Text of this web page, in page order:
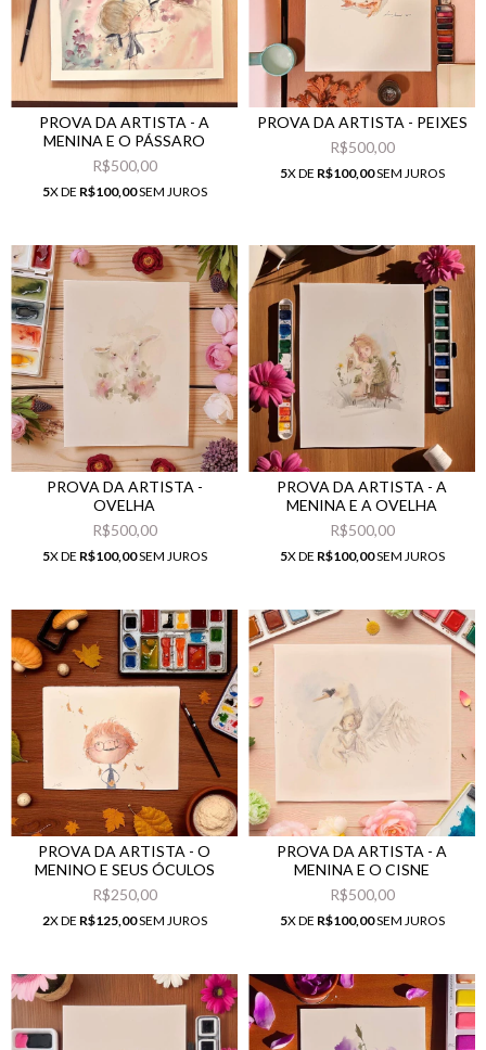
PROVA DA ARTISTA - A
MENINA E O PÁSSARO
R$500,00
5X DE R$100,00SEM JUROS
PROVA DA ARTISTA - PEIXES
R$500,00
5X DE R$100,00SEM JUROS
PROVA DA ARTISTA -
OVELHA
R$500,00
5X DE R$100,00SEM JUROS
PROVA DA ARTISTA - A
MENINA E A OVELHA
R$500,00
5X DE R$100,00SEM JUROS
PROVA DA ARTISTA - O
MENINO E SEUS ÓCULOS
R$250,00
2X DE R$125,00SEM JUROS
PROVA DA ARTISTA - A
MENINA E O CISNE
R$500,00
5X DE R$100,00SEM JUROS